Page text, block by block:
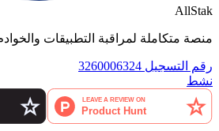
AllStak
منصة متكاملة لمراقبة التطبيقات
رقم التسجيل 3260006324
نشط